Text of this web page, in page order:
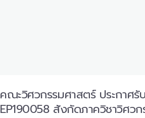
คณะวิศวกรรมศาสตร์ ประกาศรั
EP190058 สังกัดภาควิชาวิศวก